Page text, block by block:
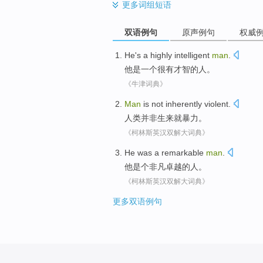
更多词组短语
双语例句 原声例句 权威
He's a highly intelligent man.
他是一个很有才智的人。
《牛津词典》
Man is not inherently violent.
人类并非生来就暴力。
《柯林斯英汉双解大词典》
He was a remarkable man
他是个非凡卓越的 人 。
《柯林斯英汉双解大词典》
更多双语例句